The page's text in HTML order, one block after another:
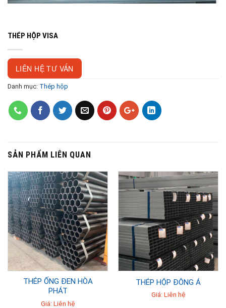
THÉP HỘP VISA
LIÊN HỆ TƯ VẤN
Danh mục: Thép hộp
SẢN PHẨM LIÊN QUAN
THÉP ỐNG ĐEN HÒA
PHÁT
Giá: Liên hệ
THÉP HỘP ĐÔNG Á
Giá: Liên hệ